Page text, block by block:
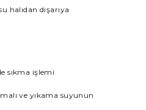
halıdan dışarıya
sıkma işlemi
ve yıkama suyunun